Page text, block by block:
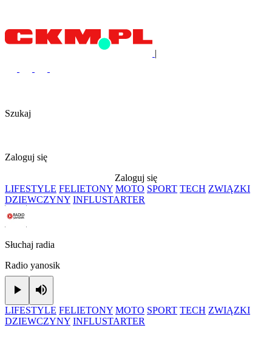
|
Szukaj
Zaloguj się
Zaloguj się
LIFESTYLE FELIETONY MOTO SPORT TECH ZWIĄZKI
DZIEWCZYNY INFLUSTARTER
Słuchaj radia
Radio yanosik
Play
LIFESTYLE FELIETONY MOTO SPORT TECH ZWIĄZKI
DZIEWCZYNY INFLUSTARTER